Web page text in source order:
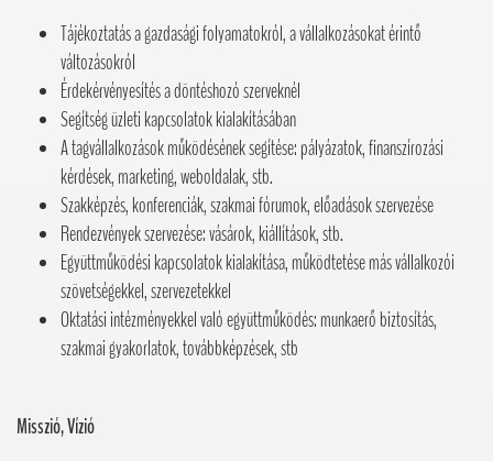
Tájékoztatás a gazdasági folyamatokról, a vállalkozásokat érintő
változásokról
Érdekérvényesítés a döntéshozó szerveknél
Segítség üzleti kapcsolatok kialakításában
A tagvállalkozások működésének segítése: pályázatok, finanszírozási
kérdések, marketing, weboldalak, stb.
Szakképzés, konferenciák, szakmai fórumok, előadások szervezése
Rendezvények szervezése: vásárok, kiállítások, stb.
Együttműködési kapcsolatok kialakítása, működtetése más vállalkozói
szövetségekkel, szervezetekkel
Oktatási intézményekkel való együttműködés: munkaerő biztosítás,
szakmai gyakorlatok, továbbképzések, stb
Misszió, Vízió